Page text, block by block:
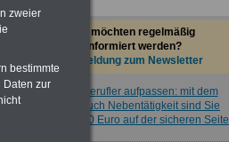
Sie möchten regelmäßig
informiert werden?
Anmeldung zum Newsletter
Bund und Ländern
für nur 7,50 Euro
Nebenberufler aufpassen: mit dem
OnlineBuch Nebentätigkeit sind Sie
für nur 7,50 Euro auf der sicheren Seite
zweier
bestimmte
Daten zur